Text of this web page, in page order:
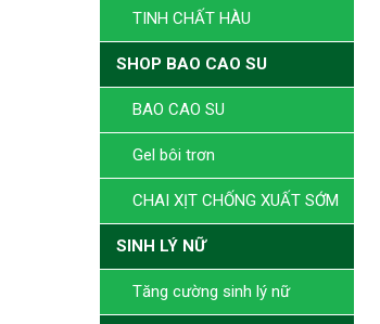
TINH CHẤT HÀU
SHOP BAO CAO SU
BAO CAO SU
Gel bôi trơn
CHAI XỊT CHỐNG XUẤT SỚM
SINH LÝ NỮ
Tăng cường sinh lý nữ